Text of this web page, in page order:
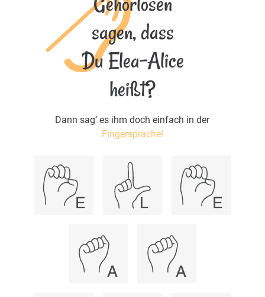
sagen, dass
Du Elea-Alice
heißt?
Dann sag‘ es ihm doch einfach in der
Fingersprache!